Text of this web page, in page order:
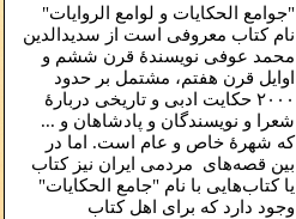
"جوامع الحکایات و لوامع الروایات"
نام کتاب معروفی است از سدیدالدین
محمد عوفی نویسندۀ قرن ششم و
اوایل قرن هفتم، مشتمل بر حدود
۲۰۰۰ حکایت ادبی و تاریخی دربارۀ
شعرا و نویسندگان و پادشاهان و ...
که شهرۀ خاص و عام است. اما در
بین قصه‌های مردمی ایران نیز کتاب
یا کتاب‌هایی با نام "جامع الحکایات"
وجود دارد که برای اهل کتاب